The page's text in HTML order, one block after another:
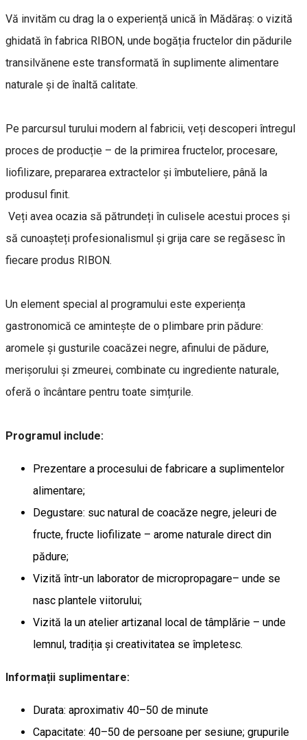
Vă invităm cu drag la o experiență unică în Mădăraș: o vizită
ghidată în fabrica RIBON, unde bogăția fructelor din pădurile
transilvănene este transformată în suplimente alimentare
naturale și de înaltă calitate.
Pe parcursul turului modern al fabricii, veți descoperi întregul
proces de producție – de la primirea fructelor, procesare,
liofilizare, prepararea extractelor și îmbuteliere, până la
produsul finit.
Veți avea ocazia să pătrundeți în culisele acestui proces și
să cunoașteți profesionalismul și grija care se regăsesc în
fiecare produs RIBON.
Un element special al programului este experiența
gastronomică ce amintește de o plimbare prin pădure:
aromele și gusturile coacăzei negre, afinului de pădure,
merişorului și zmeurei, combinate cu ingrediente naturale,
oferă o încântare pentru toate simțurile.
Programul include:
Prezentare a procesului de fabricare a suplimentelor
alimentare;
Degustare: suc natural de coacăze negre, jeleuri de
fructe, fructe liofilizate – arome naturale direct din
pădure;
Vizită într-un laborator de micropropagare– unde se
nasc plantele viitorului;
Vizită la un atelier artizanal local de tâmplărie – unde
lemnul, tradiția și creativitatea se împletesc.
Informații suplimentare:
Durata: aproximativ 40–50 de minute
Capacitate: 40–50 de persoane per sesiune; grupurile